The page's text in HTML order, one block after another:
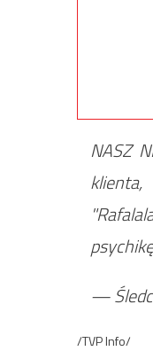
NASZ
klienta,
—
/TVP Info/